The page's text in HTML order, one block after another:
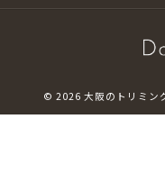
© 2026 大阪のトリミン